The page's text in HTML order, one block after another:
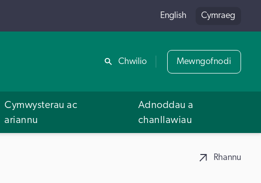
Rhannu
English Cymraeg
Chwilio Mewngofnodi
Cymwysterau ac
ariannu
Adnoddau a
chanllawiau
Rhannu